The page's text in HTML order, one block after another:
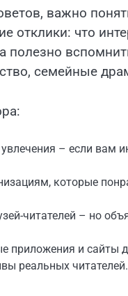
важно
отклики: что
полезно
семейные
– если вам
которые
читателей – но
приложения и сайты
реальных читателей.